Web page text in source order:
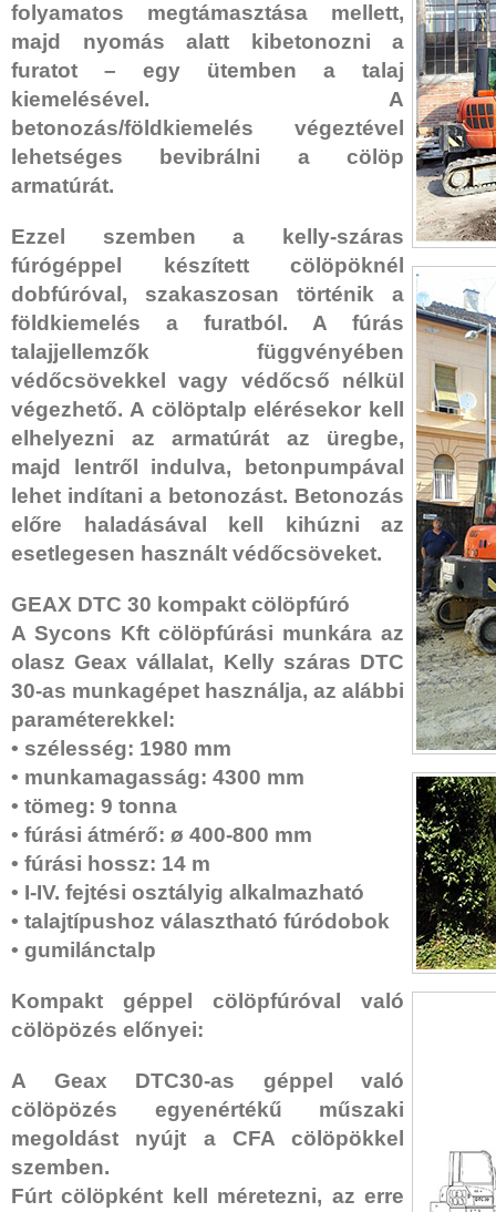
folyamatos megtámasztása mellett,
majd nyomás alatt kibetonozni a
furatot – egy ütemben a talaj
kiemelésével. A
betonozás/földkiemelés végeztével
lehetséges bevibrálni a cölöp
armatúrát.
Ezzel szemben a kelly-száras
fúrógéppel készített cölöpöknél
dobfúróval, szakaszosan történik a
földkiemelés a furatból. A fúrás
talajjellemzők függvényében
védőcsövekkel vagy védőcső nélkül
végezhető. A cölöptalp elérésekor kell
elhelyezni az armatúrát az üregbe,
majd lentről indulva, betonpumpával
lehet indítani a betonozást. Betonozás
előre haladásával kell kihúzni az
esetlegesen használt védőcsöveket.
GEAX DTC 30 kompakt cölöpfúró
A Sycons Kft cölöpfúrási munkára az
olasz Geax vállalat, Kelly száras DTC
30-as munkagépet használja, az alábbi
paraméterekkel:
• szélesség: 1980 mm
• munkamagasság: 4300 mm
• tömeg: 9 tonna
• fúrási átmérő: ø 400-800 mm
• fúrási hossz: 14 m
• I-IV. fejtési osztályig alkalmazható
• talajtípushoz választható fúródobok
• gumilánctalp
Kompakt géppel cölöpfúróval való
cölöpözés előnyei:
A Geax DTC30-as géppel való
cölöpözés egyenértékű műszaki
megoldást nyújt a CFA cölöpökkel
szemben.
Fúrt cölöpként kell méretezni, az erre